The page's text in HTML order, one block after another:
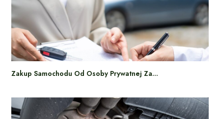
Zakup Samochodu Od Osoby Prywatnej Za…